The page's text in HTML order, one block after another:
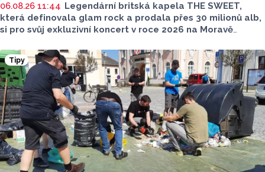
06.08.26 11:44 Legendární britská kapela THE SWEET,
která definovala glam rock a prodala přes 30 milionů alb,
si pro svůj exkluzivní koncert v roce 2026 na Moravě
v malebném Amfiteátru Mikulov.
Tipy